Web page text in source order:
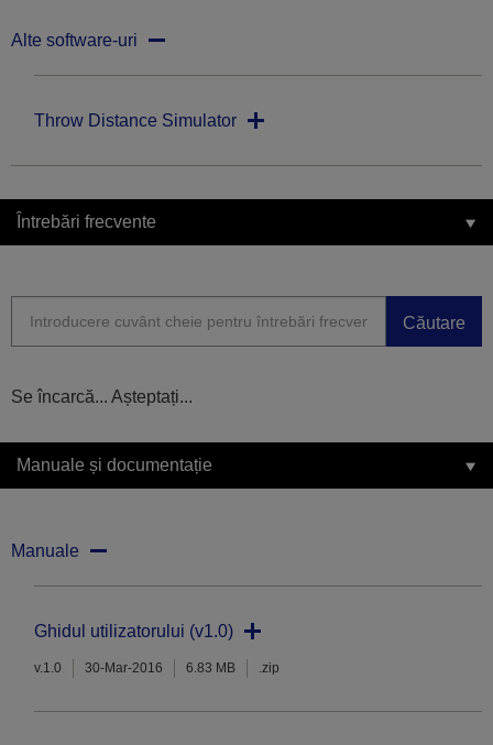
Alte software-uri
Throw Distance Simulator
Întrebări frecvente
Căutare
Se încarcă... Așteptați...
Manuale și documentație
Manuale
Ghidul utilizatorului (v1.0)
v.1.0 30-Mar-2016 6.83 MB .zip